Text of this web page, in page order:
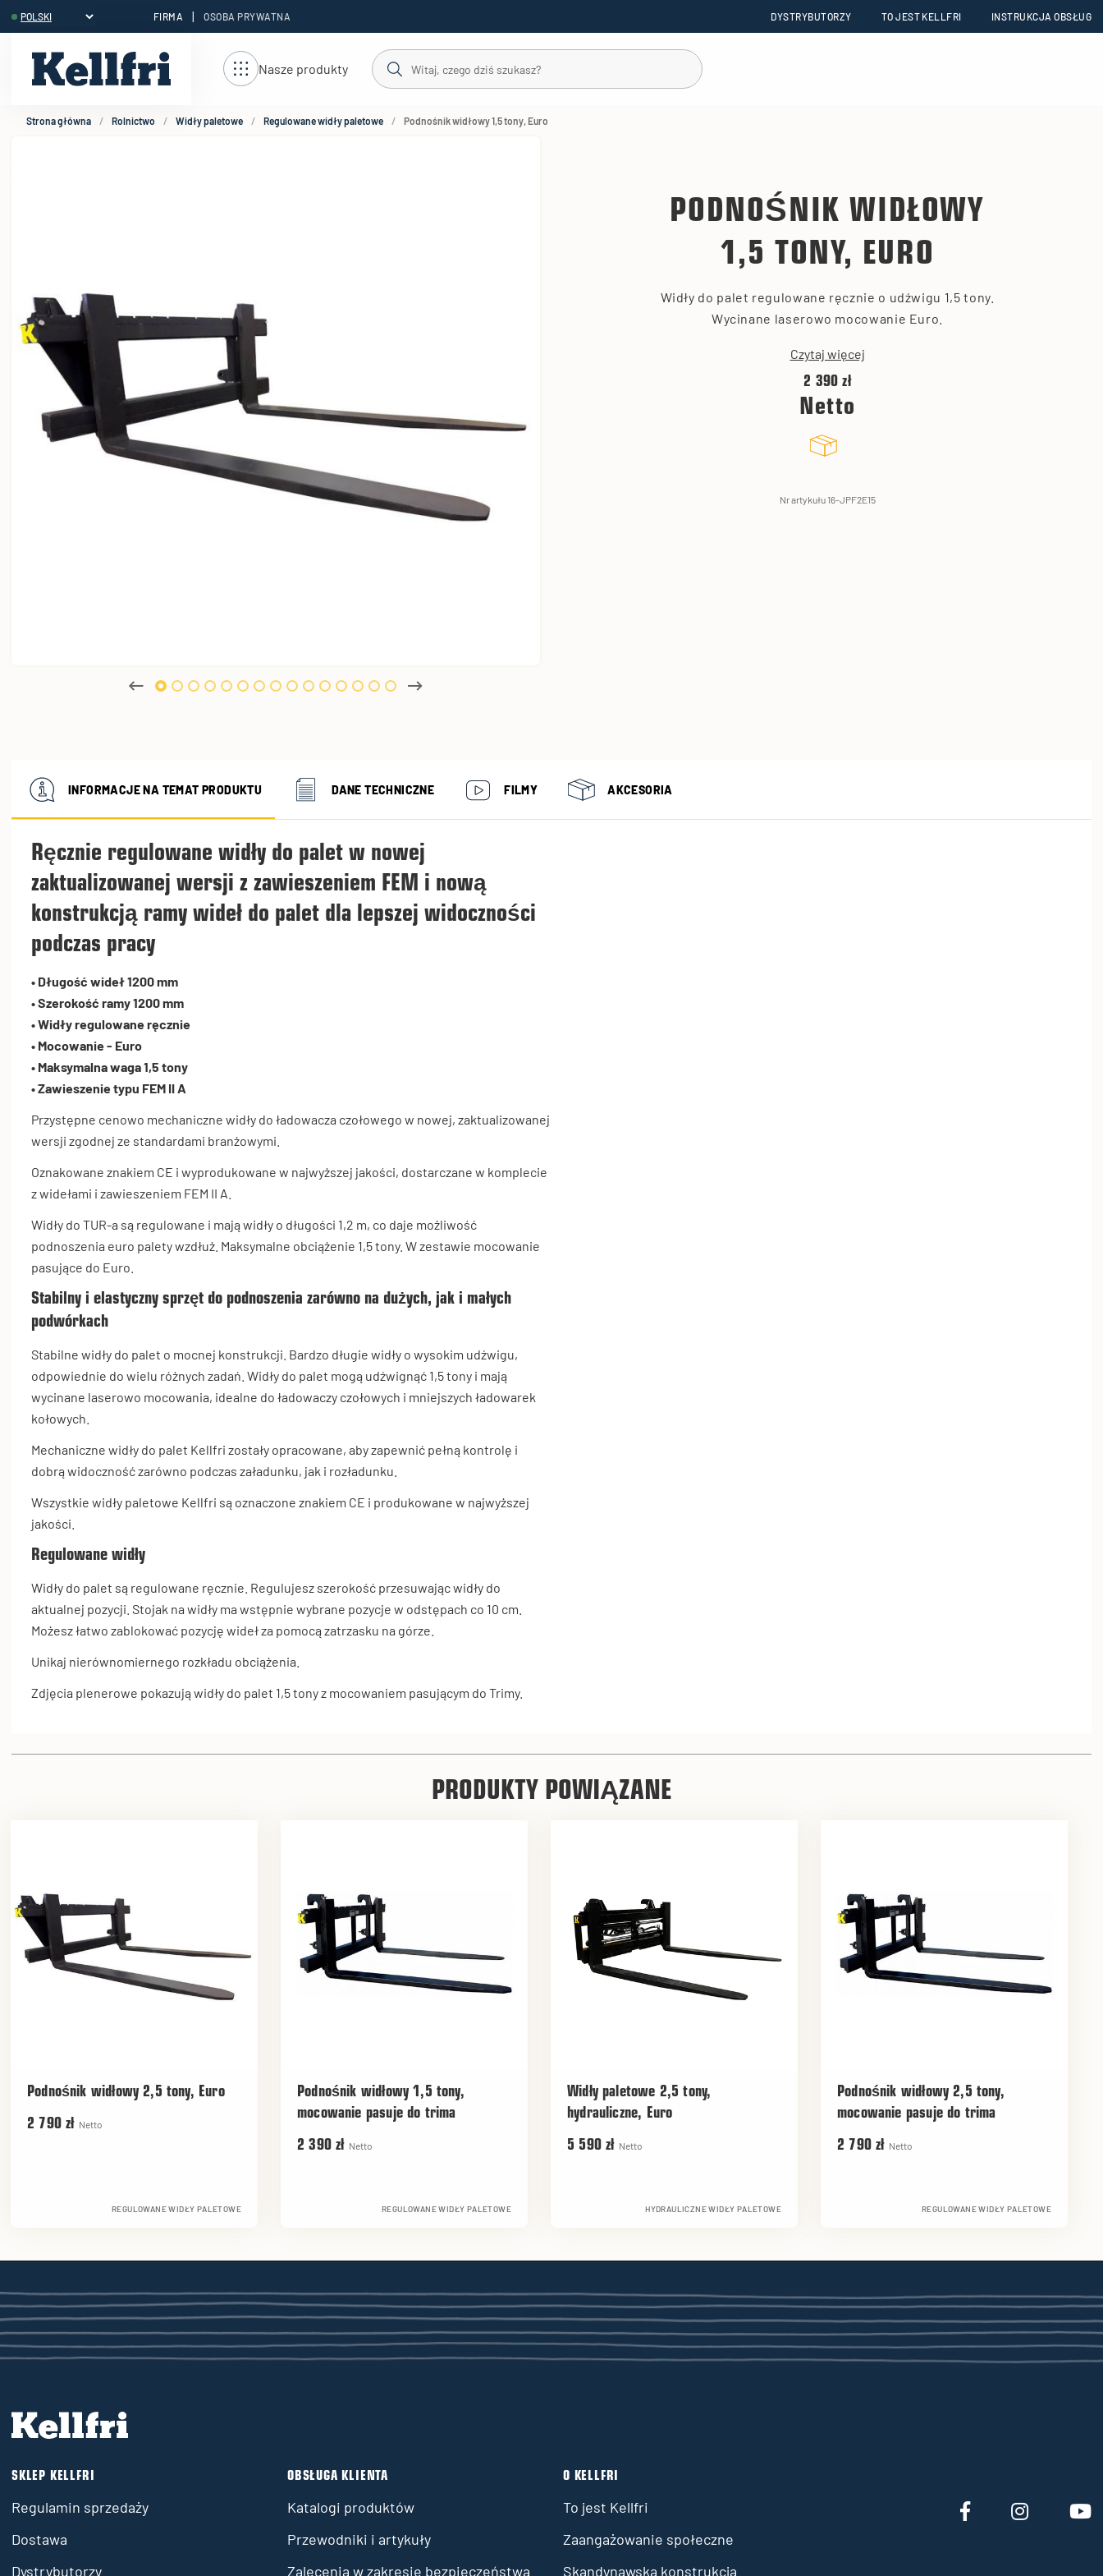
FIRMA | OSOBA PRYWATNA DYSTRYBUTORZY TO JEST KELLFRI INSTRUKCJA OBSŁUG
Nasze produkty
Strona główna Rolnictwo Widły paletowe Regulowane widły paletowe Podnośnik widłowy 1,5 tony, Euro
PODNOŚNIK WIDŁOWY
1,5 TONY, EURO
Widły do ​​palet regulowane ręcznie o udźwigu 1,5 tony.
Wycinane laserowo mocowanie Euro.
Czytaj więcej
2 390 zł
Netto
Nr artykułu 16-JPF2E15
INFORMACJE NA TEMAT PRODUKTU DANE TECHNICZNE FILMY AKCESORIA
Ręcznie regulowane widły do palet w nowej
zaktualizowanej wersji z zawieszeniem FEM i nową
konstrukcją ramy wideł do palet dla lepszej widoczności
podczas pracy
• Długość wideł 1200 mm
• Szerokość ramy 1200 mm
• Widły regulowane ręcznie
• Mocowanie - Euro
• Maksymalna waga 1,5 tony
• Zawieszenie typu FEM II A
Przystępne cenowo mechaniczne widły do ładowacza czołowego w nowej, zaktualizowanej
wersji zgodnej ze standardami branżowymi.
Oznakowane znakiem CE i wyprodukowane w najwyższej jakości, dostarczane w komplecie
z widełami i zawieszeniem FEM II A.
Widły do TUR-a są regulowane i mają widły o długości 1,2 m, co daje możliwość
podnoszenia euro palety wzdłuż. Maksymalne obciążenie 1,5 tony. W zestawie mocowanie
pasujące do Euro.
Stabilny i elastyczny sprzęt do podnoszenia zarówno na dużych, jak i małych
podwórkach
Stabilne widły do palet o mocnej konstrukcji. Bardzo długie widły o wysokim udźwigu,
odpowiednie do wielu różnych zadań. Widły do palet mogą udźwignąć 1,5 tony i mają
wycinane laserowo mocowania, idealne do ładowaczy czołowych i mniejszych ładowarek
kołowych.
Mechaniczne widły do palet Kellfri zostały opracowane, aby zapewnić pełną kontrolę i
dobrą widoczność zarówno podczas załadunku, jak i rozładunku.
Wszystkie widły paletowe Kellfri są oznaczone znakiem CE i produkowane w najwyższej
jakości.
Regulowane widły
Widły do palet są regulowane ręcznie. Regulujesz szerokość przesuwając widły do
aktualnej pozycji. Stojak na widły ma wstępnie wybrane pozycje w odstępach co 10 cm.
Możesz łatwo zablokować pozycję wideł za pomocą zatrzasku na górze.
Unikaj nierównomiernego rozkładu obciążenia.
Zdjęcia plenerowe pokazują widły do palet 1,5 tony z mocowaniem pasującym do Trimy.
PRODUKTY POWIĄZANE
Podnośnik widłowy 2,5 tony, Euro
2 790 zł Netto
REGULOWANE WIDŁY PALETOWE
Podnośnik widłowy 1,5 tony,
mocowanie pasuje do trima
2 390 zł Netto
REGULOWANE WIDŁY PALETOWE
Widły paletowe 2,5 tony,
hydrauliczne, Euro
5 590 zł Netto
HYDRAULICZNE WIDŁY PALETOWE
Podnośnik widłowy 2,5 tony,
mocowanie pasuje do trima
2 790 zł Netto
REGULOWANE WIDŁY PALETOWE
SKLEP KELLFRI
Regulamin sprzedaży
Dostawa
Dystrybutorzy
OBSŁUGA KLIENTA
Katalogi produktów
Przewodniki i artykuły
Zalecenia w zakresie bezpieczeństwa
O KELLFRI
To jest Kellfri
Zaangażowanie społeczne
Skandynawska konstrukcja